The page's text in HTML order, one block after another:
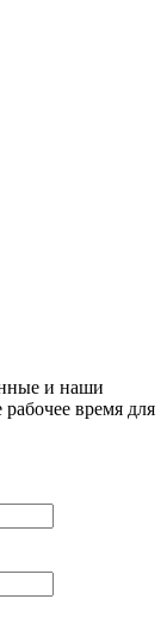
и наши
время для